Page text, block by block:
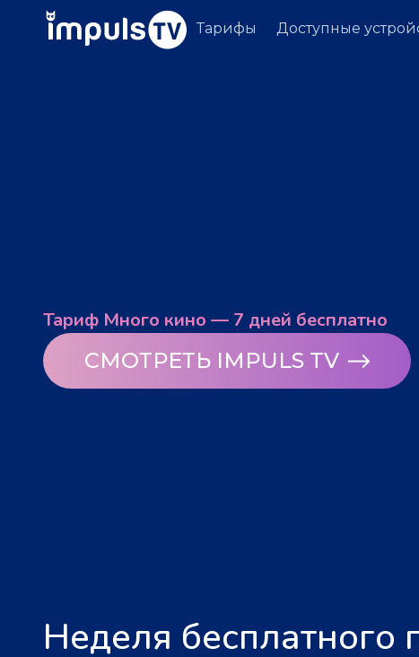
Тарифы Доступные
Тариф Много кино — 7 дней бесплатно
СМОТРЕТЬ IMPULS TV
Неделя бесплатного